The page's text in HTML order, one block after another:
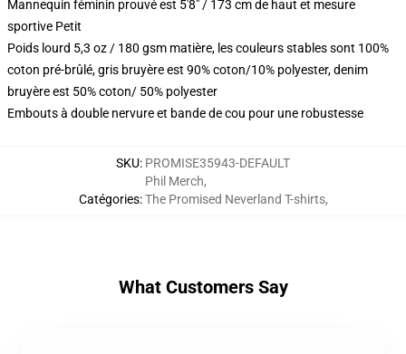
Mannequin féminin prouvé est 5'8" / 173 cm de haut et mesure
sportive Petit
Poids lourd 5,3 oz / 180 gsm matière, les couleurs stables sont 100%
coton pré-brûlé, gris bruyère est 90% coton/10% polyester, denim
bruyère est 50% coton/ 50% polyester
Embouts à double nervure et bande de cou pour une robustesse
SKU: PROMISE35943-DEFAULT
Catégories:
Phil Merch,
The Promised Neverland T-shirts,
What Customers Say